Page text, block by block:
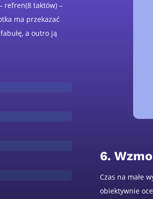
refren(8 taktów) –
ma przekazać
a outro ją
6.
Czas na małe
obiektywnie